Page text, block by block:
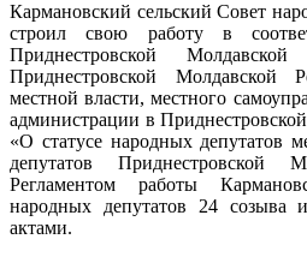
Кармановский сельский Совет
строил свою работу в
Приднестровской
Приднестровской Молдавской
местной власти, местного
администрации в
«О статусе народных депутатов
депутатов Приднестровской
Регламентом работы
народных депутатов 24 созыва
актами.